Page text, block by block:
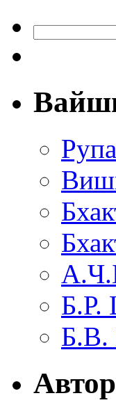
Б.Р.
Б.В.